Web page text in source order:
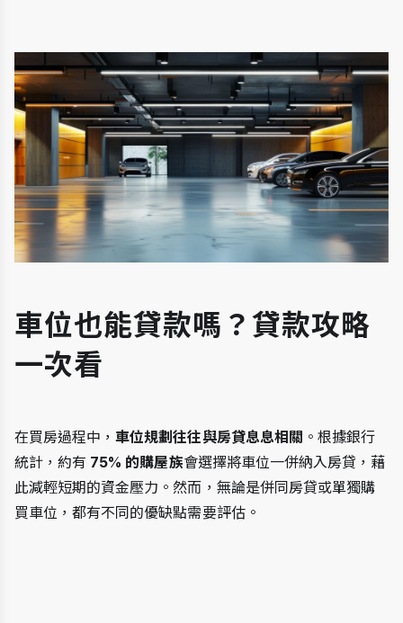
車位也能貸款嗎？貸款攻略
一次看
在買房過程中，車位規劃往往與房貸息息相關 。根據銀行
統計，約有 75% 的購屋族會選擇將車位一併納入房貸，藉
此減輕短期的資金壓力。然而，無論是併同房貸或單獨購
買車位，都有不同的優缺點需要評估。